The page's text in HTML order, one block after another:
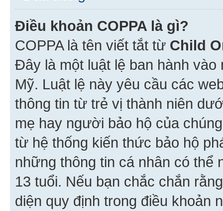
Điều khoản COPPA là gì?
COPPA là tên viết tắt từ Child
Đây là một luật lệ ban hành
Mỹ. Luật lệ này yêu cầu các
thông tin từ trẻ vị thành niên
mẹ hay người bảo hộ của
từ hệ thống kiến thức bảo hộ
những thông tin cá nhân có thể
13 tuổi. Nếu bạn chắc chắn
diện quy định trong điều khoản